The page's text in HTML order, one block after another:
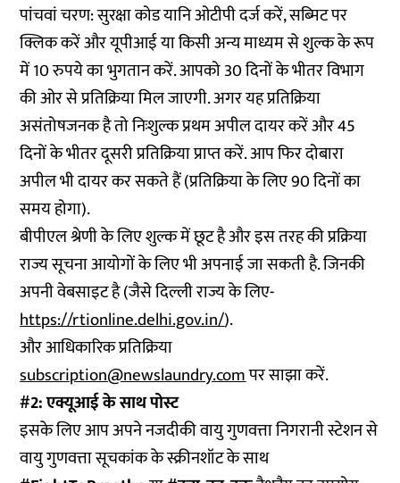
पांचवां चरण: सुरक्षा कोड यानि ओटीपी दर्ज करें, सब्मिट पर
क्लिक करें और यूपीआई या किसी अन्य माध्यम से शुल्क के रूप
में 10 रुपये का भुगतान करें. आपको 30 दिनों के भीतर विभाग
की ओर से प्रतिक्रिया मिल जाएगी. अगर यह प्रतिक्रिया
असंतोषजनक है तो निःशुल्क प्रथम अपील दायर करें और 45
दिनों के भीतर दूसरी प्रतिक्रिया प्राप्त करें. आप फिर दोबारा
अपील भी दायर कर सकते हैं (प्रतिक्रिया के लिए 90 दिनों का
समय होगा).
बीपीएल श्रेणी के लिए शुल्क में छूट है और इस तरह की प्रक्रिया
राज्य सूचना आयोगों के लिए भी अपनाई जा सकती है. जिनकी
अपनी वेबसाइट है (जैसे दिल्ली राज्य के लिए-
https://rtionline.delhi.gov.in/).
और आधिकारिक प्रतिक्रिया
subscription@newslaundry.comपर साझा करें.
#2: एक्यूआई के साथ पोस्ट
इसके लिए आप अपने नजदीकी वायु गुणवत्ता निगरानी स्टेशन से
वायु गुणवत्ता सूचकांक के स्क्रीनशॉट के साथ